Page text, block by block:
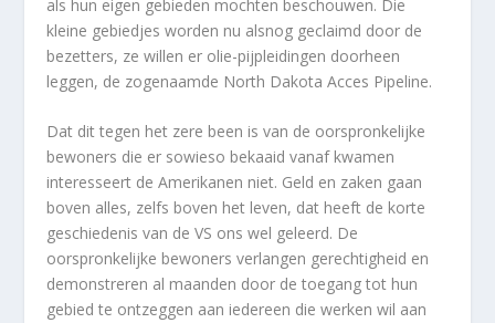
als hun eigen gebieden mochten beschouwen. Die
kleine gebiedjes worden nu alsnog geclaimd door de
bezetters, ze willen er olie-pijpleidingen doorheen
leggen, de zogenaamde North Dakota Acces Pipeline.
Dat dit tegen het zere been is van de oorspronkelijke
bewoners die er sowieso bekaaid vanaf kwamen
interesseert de Amerikanen niet. Geld en zaken gaan
boven alles, zelfs boven het leven, dat heeft de korte
geschiedenis van de VS ons wel geleerd. De
oorspronkelijke bewoners verlangen gerechtigheid en
demonstreren al maanden door de toegang tot hun
gebied te ontzeggen aan iedereen die werken wil aan